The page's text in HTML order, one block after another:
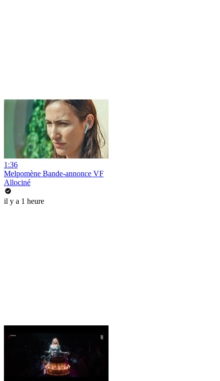
1:36
Melpomène Bande-annonce VF
Allociné
il y a 1 heure